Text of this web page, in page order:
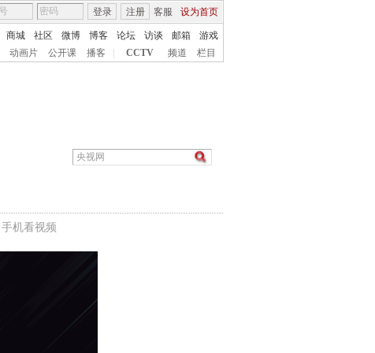
客服 设为首页
登录 注册
商城 社区 微博 博客 论坛 访谈 邮箱
游戏
动画片 公开课 播客 CCTV 频道 栏目
手机看视频